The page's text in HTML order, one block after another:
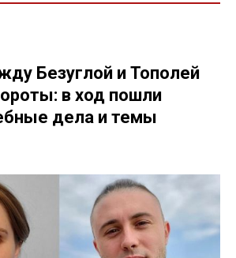
Безуглой и Тополей
в ход пошли
дела и темы